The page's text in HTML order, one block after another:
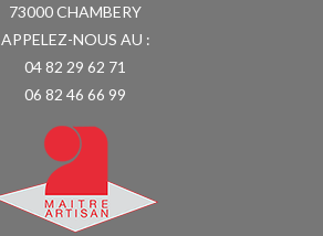
73000 CHAMBERY
APPELEZ-NOUS AU :
04 82 29 62 71
06 82 46 66 99